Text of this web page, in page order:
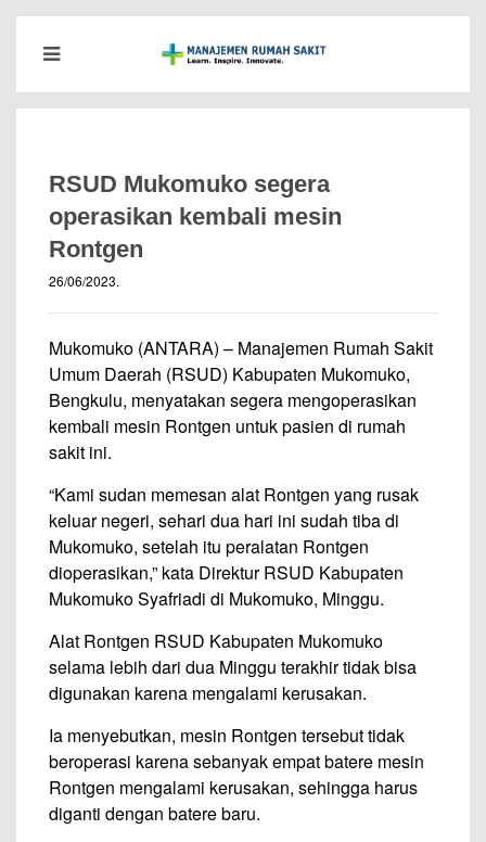
RSUD Mukomuko segera
operasikan kembali mesin
Rontgen
26/06/2023.
Mukomuko (ANTARA) – Manajemen Rumah Sakit
Umum Daerah (RSUD) Kabupaten Mukomuko,
Bengkulu, menyatakan segera mengoperasikan
kembali mesin Rontgen untuk pasien di rumah
sakit ini.
“Kami sudan memesan alat Rontgen yang rusak
keluar negeri, sehari dua hari ini sudah tiba di
Mukomuko, setelah itu peralatan Rontgen
dioperasikan,” kata Direktur RSUD Kabupaten
Mukomuko Syafriadi di Mukomuko, Minggu.
Alat Rontgen RSUD Kabupaten Mukomuko
selama lebih dari dua Minggu terakhir tidak bisa
digunakan karena mengalami kerusakan.
Ia menyebutkan, mesin Rontgen tersebut tidak
beroperasi karena sebanyak empat batere mesin
Rontgen mengalami kerusakan, sehingga harus
diganti dengan batere baru.